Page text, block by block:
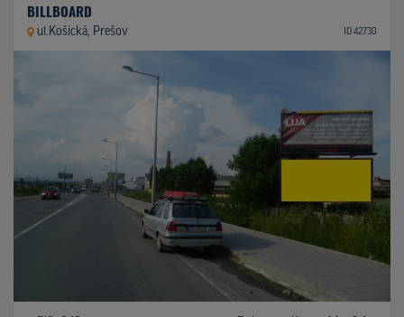
BILLBOARD
ul.Košická, Prešov ID 42730